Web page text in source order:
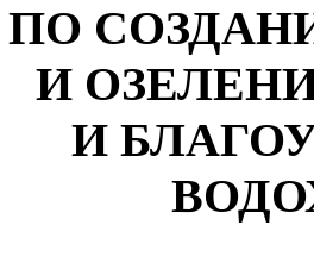
ПО
И
И